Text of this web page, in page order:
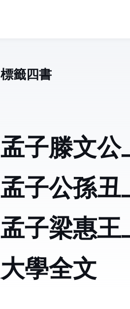
標籤: 四書 (8)
孟子滕文公
孟子公孫丑
孟子梁惠王
大學全文